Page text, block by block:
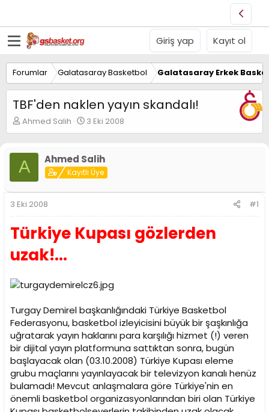
Giriş yap Kayıt ol
Forumlar Galatasaray Basketbol Galatasaray Erkek
TBF'den naklen yayın skandalı!
K
o
u
y
B
a
ş
l
a
t
a
n
Ahmed Salih
B
a
a
n
ı
t
a
r
3 Eki 2008
A Ahmed Salih
Kayıtlı Üye
3 Eki 2008 #1
Türkiye Kupası gözlerden
uzak!...
Turgay Demirel başkanlığındaki Türkiye Basketbol
Federasyonu, basketbol izleyicisini büyük bir şaşkınlığa
uğratarak yayın haklarını para karşılığı hizmet (!) veren
bir dijital yayın platformuna sattıktan sonra, bugün
başlayacak olan (03.10.2008) Türkiye Kupası eleme
grubu maçlarını yayınlayacak bir televizyon kanalı henüz
bulamadı! Mevcut anlaşmalara göre Türkiye'nin en
önemli basketbol organizasyonlarından biri olan Türkiye